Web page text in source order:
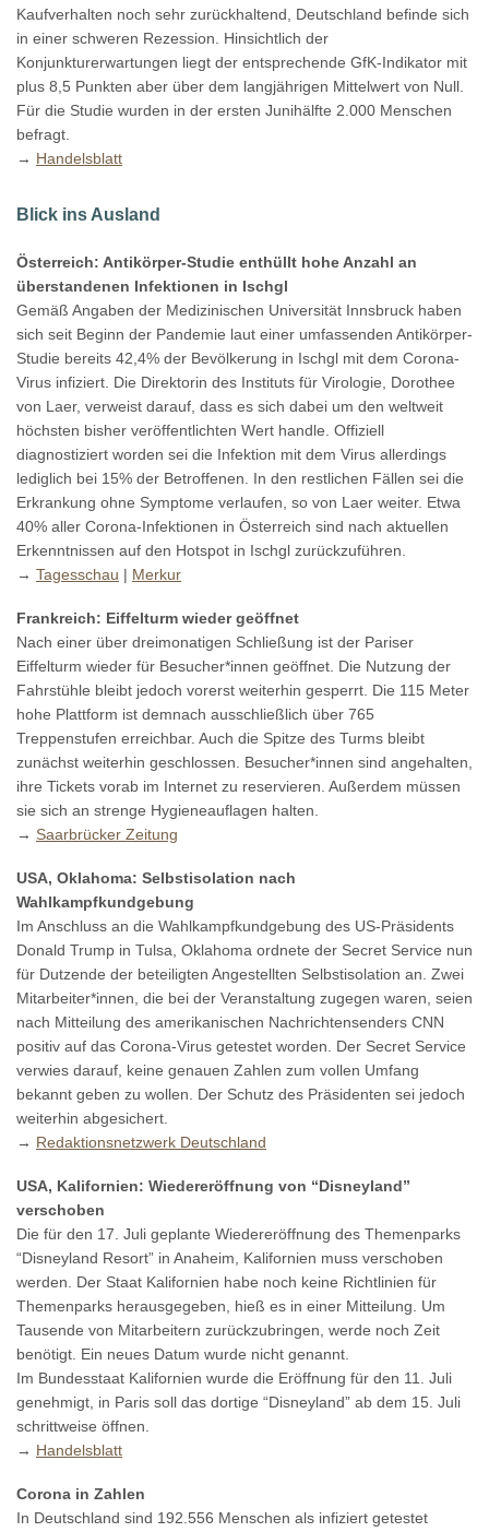
Kaufverhalten noch sehr zurückhaltend, Deutschland befinde sich
in einer schweren Rezession. Hinsichtlich der
Konjunkturerwartungen liegt der entsprechende GfK-Indikator mit
plus 8,5 Punkten aber über dem langjährigen Mittelwert von Null.
Für die Studie wurden in der ersten Junihälfte 2.000 Menschen
befragt.
→ Handelsblatt
Blick ins Ausland
Österreich: Antikörper-Studie enthüllt hohe Anzahl an
überstandenen Infektionen in Ischgl
Gemäß Angaben der Medizinischen Universität Innsbruck haben
sich seit Beginn der Pandemie laut einer umfassenden Antikörper-
Studie bereits 42,4% der Bevölkerung in Ischgl mit dem Corona-
Virus infiziert. Die Direktorin des Instituts für Virologie, Dorothee
von Laer, verweist darauf, dass es sich dabei um den weltweit
höchsten bisher veröffentlichten Wert handle. Offiziell
diagnostiziert worden sei die Infektion mit dem Virus allerdings
lediglich bei 15% der Betroffenen. In den restlichen Fällen sei die
Erkrankung ohne Symptome verlaufen, so von Laer weiter. Etwa
40% aller Corona-Infektionen in Österreich sind nach aktuellen
Erkenntnissen auf den Hotspot in Ischgl zurückzuführen.
→ Tagesschau | Merkur
Frankreich: Eiffelturm wieder geöffnet
Nach einer über dreimonatigen Schließung ist der Pariser
Eiffelturm wieder für Besucher*innen geöffnet. Die Nutzung der
Fahrstühle bleibt jedoch vorerst weiterhin gesperrt. Die 115 Meter
hohe Plattform ist demnach ausschließlich über 765
Treppenstufen erreichbar. Auch die Spitze des Turms bleibt
zunächst weiterhin geschlossen. Besucher*innen sind angehalten,
ihre Tickets vorab im Internet zu reservieren. Außerdem müssen
sie sich an strenge Hygieneauflagen halten.
→ Saarbrücker Zeitung
USA, Oklahoma: Selbstisolation nach
Wahlkampfkundgebung
Im Anschluss an die Wahlkampfkundgebung des US-Präsidents
Donald Trump in Tulsa, Oklahoma ordnete der Secret Service nun
für Dutzende der beteiligten Angestellten Selbstisolation an. Zwei
Mitarbeiter*innen, die bei der Veranstaltung zugegen waren, seien
nach Mitteilung des amerikanischen Nachrichtensenders CNN
positiv auf das Corona-Virus getestet worden. Der Secret Service
verwies darauf, keine genauen Zahlen zum vollen Umfang
bekannt geben zu wollen. Der Schutz des Präsidenten sei jedoch
weiterhin abgesichert.
→ Redaktionsnetzwerk Deutschland
USA, Kalifornien: Wiedereröffnung von “Disneyland”
verschoben
Die für den 17. Juli geplante Wiedereröffnung des Themenparks
“Disneyland Resort” in Anaheim, Kalifornien muss verschoben
werden. Der Staat Kalifornien habe noch keine Richtlinien für
Themenparks herausgegeben, hieß es in einer Mitteilung. Um
Tausende von Mitarbeitern zurückzubringen, werde noch Zeit
benötigt. Ein neues Datum wurde nicht genannt.
Im Bundesstaat Kalifornien wurde die Eröffnung für den 11. Juli
genehmigt, in Paris soll das dortige “Disneyland” ab dem 15. Juli
schrittweise öffnen.
→ Handelsblatt
Corona in Zahlen
In Deutschland sind 192.556 Menschen als infiziert getestet